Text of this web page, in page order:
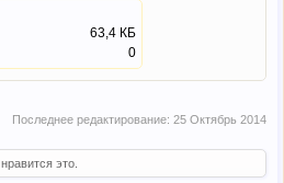
63,4 КБ
0
Последнее редактирование: 25 Октябрь 2014
нравится это.